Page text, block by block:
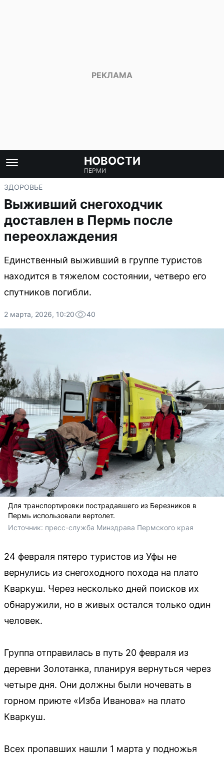
НОВОСТИ
ПЕРМИ
ЗДОРОВЬЕ
Выживший снегоходчик
доставлен в Пермь после
переохлаждения
Единственный выживший в группе туристов
находится в тяжелом состоянии, четверо его
спутников погибли.
2 марта, 2026, 10:20 40
Для транспортировки пострадавшего из Березников в
Пермь использовали вертолет.
Источник: пресс-служба Минздрава Пермского края
24 февраля пятеро туристов из Уфы не
вернулись из снегоходного похода на плато
Кваркуш. Через несколько дней поисков их
обнаружили, но в живых остался только один
человек.
Группа отправилась в путь 20 февраля из
деревни Золотанка, планируя вернуться через
четыре дня. Они должны были ночевать в
горном приюте «Изба Иванова» на плато
Кваркуш.
Всех пропавших нашли 1 марта у подножья